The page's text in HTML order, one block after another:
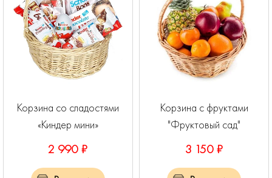
Корзина со сладостями
«Киндер мини»
2 990 ₽
Корзина с фруктами
"Фруктовый сад"
3 150 ₽